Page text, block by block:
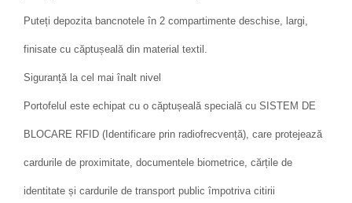
Puteți depozita bancnotele în 2 compartimente deschise, largi,
finisate cu căptușeală din material textil.
Siguranță la cel mai înalt nivel
Portofelul este echipat cu o căptușeală specială cu SISTEM DE
BLOCARE RFID (Identificare prin radiofrecvență), care protejează
cardurile de proximitate, documentele biometrice, cărțile de
identitate și cardurile de transport public împotriva citirii